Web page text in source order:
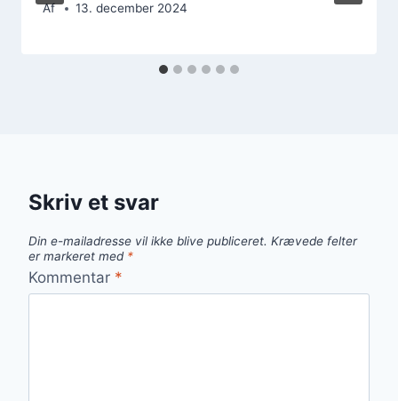
Af 13. december 2024
Skriv et svar
Din e-mailadresse vil ikke blive publiceret. Krævede felter
er markeret med *
Kommentar *